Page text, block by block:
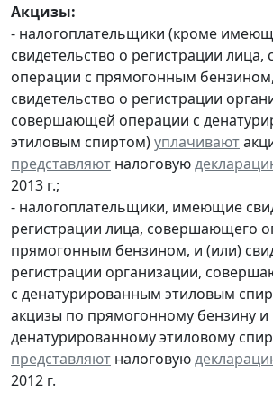
Акцизы:
- налогоплательщики (кроме
свидетельство о регистрации
операции с прямогонным
свидетельство о регистрации
совершающей операции с
этиловым спиртом)уплачивают
представляют налоговую
2013 г.;
- налогоплательщики, имеющие
регистрации лица, совершающего
прямогонным бензином, и (или)
регистрации организации,
с денатурированным этиловым
акцизы по прямогонному бензину и
денатурированному этиловому
представляют налоговую
2012 г.